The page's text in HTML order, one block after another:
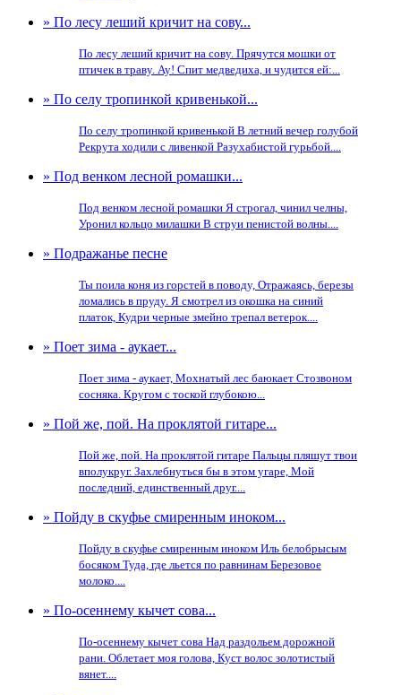
» По лесу леший кричит на сову...
По лесу леший кричит на сову. Прячутся мошки от
птичек в траву. Ау! Спит медведиха, и чудится ей:...
» По селу тропинкой кривенькой...
По селу тропинкой кривенькой В летний вечер голубой
Рекрута ходили с ливенкой Разухабистой гурьбой....
» Под венком лесной ромашки...
Под венком лесной ромашки Я строгал, чинил челны,
Уронил кольцо милашки В струи пенистой волны....
» Подражанье песне
Ты поила коня из горстей в поводу, Отражаясь, березы
ломались в пруду. Я смотрел из окошка на синий
платок, Кудри черные змейно трепал ветерок....
» Поет зима - аукает...
Поет зима - аукает, Мохнатый лес баюкает Стозвоном
сосняка. Кругом с тоской глубокою...
» Пой же, пой. На проклятой гитаре...
Пой же, пой. На проклятой гитаре Пальцы пляшут твои
вполукруг. Захлебнуться бы в этом угаре, Мой
последний, единственный друг....
» Пойду в скуфье смиренным иноком...
Пойду в скуфье смиренным иноком Иль белобрысым
босяком Туда, где льется по равнинам Березовое
молоко....
» По-осеннему кычет сова...
По-осеннему кычет сова Над раздольем дорожной
рани. Облетает моя голова, Куст волос золотистый
вянет....